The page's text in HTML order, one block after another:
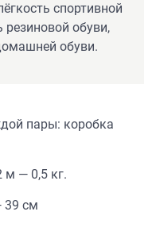
спортивной
резиновой обуви,
обуви.
пары: коробка
м — 0,5 кг.
39 см